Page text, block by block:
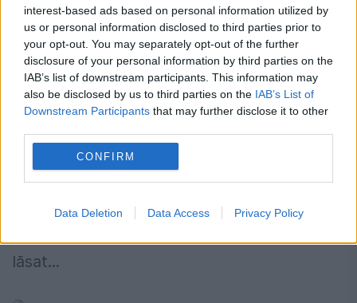
interest-based ads based on personal information utilized by
us or personal information disclosed to third parties prior to
your opt-out. You may separately opt-out of the further
disclosure of your personal information by third parties on the
IAB’s list of downstream participants. This information may
also be disclosed by us to third parties on the IAB’s List of
Downstream Participants that may further disclose it to other
CONFIRM
Data Deletion Data Access Privacy Policy
Spitalele morții. Lăsat să moară de
medicii din Brăila, care spun că era în
sevraj de la țigări
24 OCTOMBRIE 2023
Spitalele morții. Un bărbat internat pentru
probleme cardiace a fost găsit mort lângă
gardul unității. Medicii dau vina pe mort,
lăsat...